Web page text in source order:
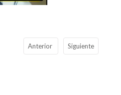
Anterior Siguiente